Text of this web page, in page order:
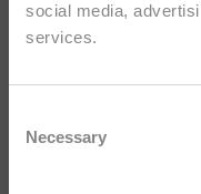
social media,
services.
Selection
Necessary